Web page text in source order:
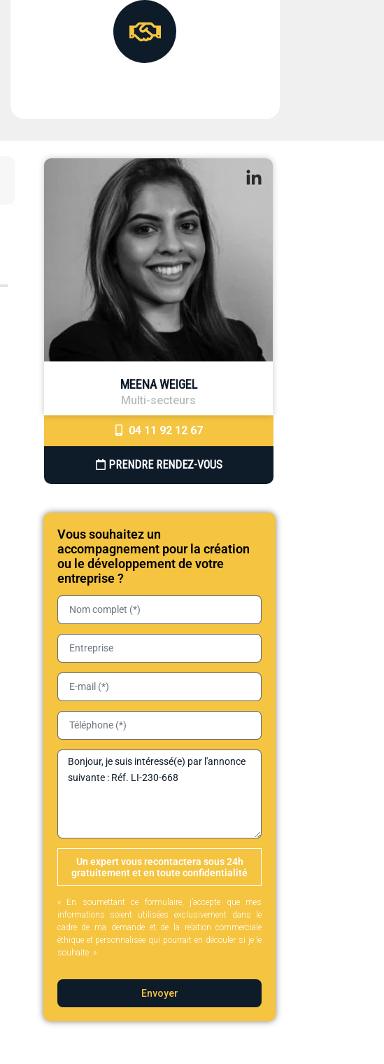
MEENA WEIGEL
Multi-secteurs
04 11 92 12 67
PRENDRE RENDEZ-VOUS
Vous souhaitez un
accompagnement pour la création
ou le développement de votre
entreprise ?
Un expert vous recontactera sous 24h
gratuitement et en toute confidentialité
« En soumettant ce formulaire, j’accepte que mes
informations soient utilisées exclusivement dans le
cadre de ma demande et de la relation commerciale
éthique et personnalisée qui pourrait en découler si je le
souhaite. »
Envoyer